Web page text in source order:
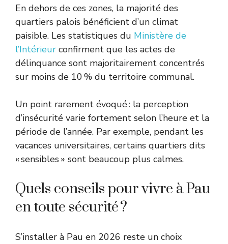
En dehors de ces zones, la majorité des
quartiers palois bénéficient d’un climat
paisible. Les statistiques du Ministère de
l’Intérieur confirment que les actes de
délinquance sont majoritairement concentrés
sur moins de 10 % du territoire communal.
Un point rarement évoqué : la perception
d’insécurité varie fortement selon l’heure et la
période de l’année. Par exemple, pendant les
vacances universitaires, certains quartiers dits
« sensibles » sont beaucoup plus calmes.
Quels conseils pour vivre à Pau
en toute sécurité ?
S’installer à Pau en 2026 reste un choix